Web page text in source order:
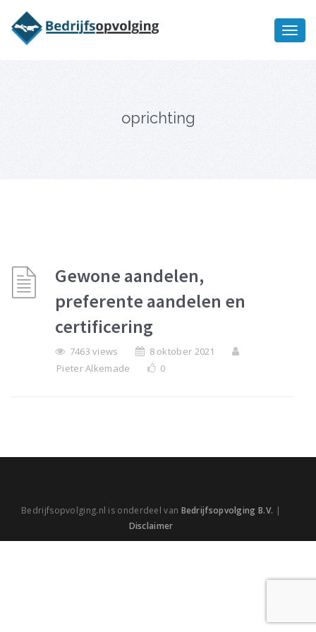
oprichting
Gewone aandelen,
preferente aandelen en
certificering
7463 views
8 oktober 2021
Pieter Alkemade
0
Bedrijfsopvolging.nl is onderdeel van Bedrijfsopvolging B.V. |
Disclaimer
bedrijfsopvolging voor fiscaal
juridisch advies
Ik wil meer informatie